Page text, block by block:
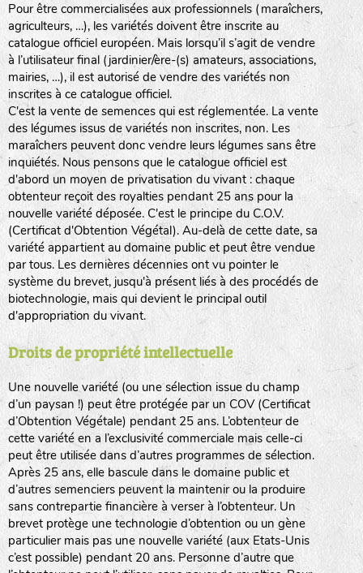
Pour être commercialisées aux professionnels (maraîchers,
agriculteurs, …), les variétés doivent être inscrite au
catalogue officiel européen. Mais lorsqu’il s’agit de vendre
à l’utilisateur final (jardinier/ère-(s) amateurs, associations,
mairies, …), il est autorisé de vendre des variétés non
inscrites à ce catalogue officiel.
C'est la vente de semences qui est réglementée. La vente
des légumes issus de variétés non inscrites, non. Les
maraîchers peuvent donc vendre leurs légumes sans être
inquiétés. Nous pensons que le catalogue officiel est
d'abord un moyen de privatisation du vivant : chaque
obtenteur reçoit des royalties pendant 25 ans pour la
nouvelle variété déposée. C'est le principe du C.O.V.
(Certificat d'Obtention Végétal). Au-delà de cette date, sa
variété appartient au domaine public et peut être vendue
par tous. Les dernières décennies ont vu pointer le
système du brevet, jusqu'à présent liés à des procédés de
biotechnologie, mais qui devient le principal outil
d'appropriation du vivant.
Droits de propriété intellectuelle
Une nouvelle variété (ou une sélection issue du champ
d’un paysan !) peut être protégée par un COV (Certificat
d’Obtention Végétale) pendant 25 ans. L’obtenteur de
cette variété en a l’exclusivité commerciale mais celle-ci
peut être utilisée dans d’autres programmes de sélection.
Après 25 ans, elle bascule dans le domaine public et
d’autres semenciers peuvent la maintenir ou la produire
sans contrepartie financière à verser à l’obtenteur. Un
brevet protège une technologie d’obtention ou un gène
particulier mais pas une nouvelle variété (aux Etats-Unis
c’est possible) pendant 20 ans. Personne d’autre que